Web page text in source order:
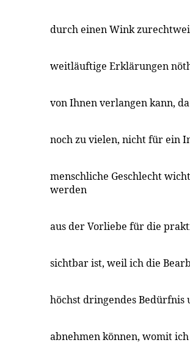
durch einen Wink
weitläuftige Erklärungen
von Ihnen verlangen kann,
noch zu vielen, nicht für ein
menschliche Geschlecht
werden
aus der Vorliebe für die
sichtbar ist, weil ich die
höchst dringendes Bedürfnis
abnehmen können, womit